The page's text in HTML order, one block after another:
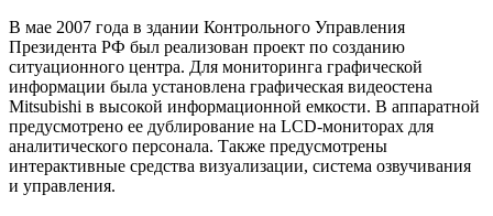
В мае 2007 года в здании Контрольного Управления
Президента РФ был реализован проект по созданию
ситуационного центра. Для мониторинга графической
информации была установлена графическая видеостена
Mitsubishi в высокой информационной емкости. В аппаратной
предусмотрено ее дублирование на LCD-мониторах для
аналитического персонала. Также предусмотрены
интерактивные средства визуализации, система озвучивания
и управления.